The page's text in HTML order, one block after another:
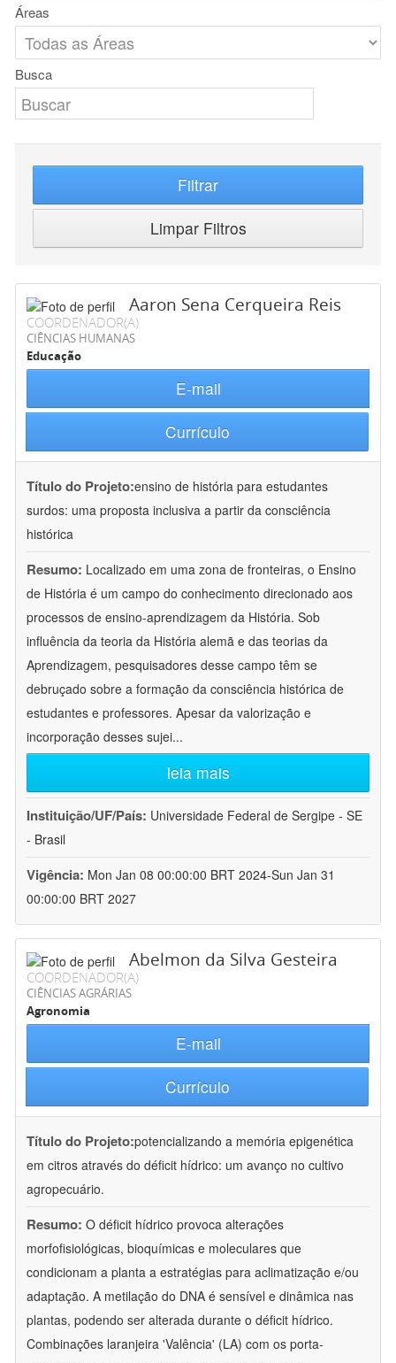
Áreas
Busca
Filtrar
Limpar Filtros
Aaron Sena Cerqueira Reis
COORDENADOR(A)
CIÊNCIAS HUMANAS
Educação
E-mail
Currículo
Título do Projeto:ensino de história para estudantes
surdos: uma proposta inclusiva a partir da consciência
histórica
Resumo: Localizado em uma zona de fronteiras, o Ensino
de História é um campo do conhecimento direcionado aos
processos de ensino-aprendizagem da História. Sob
influência da teoria da História alemã e das teorias da
Aprendizagem, pesquisadores desse campo têm se
debruçado sobre a formação da consciência histórica de
estudantes e professores. Apesar da valorização e
incorporação desses sujei...
leia mais
Instituição/UF/País: Universidade Federal de Sergipe - SE
- Brasil
Vigência: Mon Jan 08 00:00:00 BRT 2024-Sun Jan 31
00:00:00 BRT 2027
Abelmon da Silva Gesteira
COORDENADOR(A)
CIÊNCIAS AGRÁRIAS
Agronomia
E-mail
Currículo
Título do Projeto:potencializando a memória epigenética
em citros através do déficit hídrico: um avanço no cultivo
agropecuário.
Resumo: O déficit hídrico provoca alterações
morfofisiológicas, bioquímicas e moleculares que
condicionam a planta a estratégias para aclimatização e/ou
adaptação. A metilação do DNA é sensível e dinâmica nas
plantas, podendo ser alterada durante o déficit hídrico.
Combinações laranjeira 'Valência' (LA) com os porta-